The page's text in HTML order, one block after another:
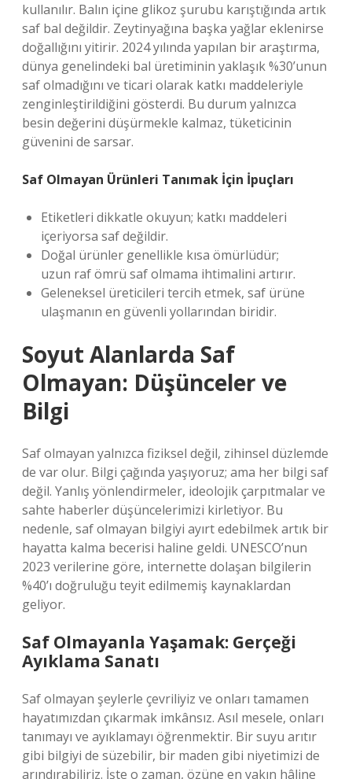
kullanılır. Balın içine glikoz şurubu karıştığında artık
saf bal değildir. Zeytinyağına başka yağlar eklenirse
doğallığını yitirir. 2024 yılında yapılan bir araştırma,
dünya genelindeki bal üretiminin yaklaşık %30’unun
saf olmadığını ve ticari olarak katkı maddeleriyle
zenginleştirildiğini gösterdi. Bu durum yalnızca
besin değerini düşürmekle kalmaz, tüketicinin
güvenini de sarsar.
Saf Olmayan Ürünleri Tanımak İçin İpuçları
Etiketleri dikkatle okuyun; katkı maddeleri
içeriyorsa saf değildir.
Doğal ürünler genellikle kısa ömürlüdür;
uzun raf ömrü saf olmama ihtimalini artırır.
Geleneksel üreticileri tercih etmek, saf ürüne
ulaşmanın en güvenli yollarından biridir.
Soyut Alanlarda Saf
Olmayan: Düşünceler ve
Bilgi
Saf olmayan yalnızca fiziksel değil, zihinsel düzlemde
de var olur. Bilgi çağında yaşıyoruz; ama her bilgi saf
değil. Yanlış yönlendirmeler, ideolojik çarpıtmalar ve
sahte haberler düşüncelerimizi kirletiyor. Bu
nedenle, saf olmayan bilgiyi ayırt edebilmek artık bir
hayatta kalma becerisi haline geldi. UNESCO’nun
2023 verilerine göre, internette dolaşan bilgilerin
%40’ı doğruluğu teyit edilmemiş kaynaklardan
geliyor.
Saf Olmayanla Yaşamak: Gerçeği
Ayıklama Sanatı
Saf olmayan şeylerle çevriliyiz ve onları tamamen
hayatımızdan çıkarmak imkânsız. Asıl mesele, onları
tanımayı ve ayıklamayı öğrenmektir. Bir suyu arıtır
gibi bilgiyi de süzebilir, bir maden gibi niyetimizi de
arındırabiliriz. İşte o zaman, özüne en yakın hâline